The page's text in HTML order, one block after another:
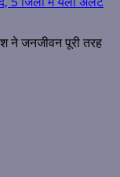
ने जनजीवन पूरी तरह